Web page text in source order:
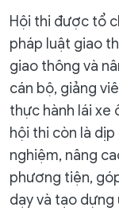
Hội thi được tổ
pháp luật giao
giao thông và
cán bộ, giảng
thực hành lái xe
hội thi còn là
nghiệm, nâng
phương tiện,
dạy và tạo